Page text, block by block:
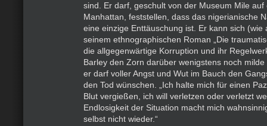
sind. Er darf, geschult von der Museum Mile auf
Manhattan, feststellen, dass das nigerianische
eine einzige Enttäuschung ist. Er kann sich (wie
seinem ethnographischen Roman „Die
die allgegenwärtige Korruption und ihr
Barley den Zorn darüber wenigstens noch
er darf voller Angst und Wut im Bauch den
den Tod wünschen. „Ich halte mich für einen
Blut vergießen, ich will verletzen oder verletzt
Endlosigkeit der Situation macht mich
selbst nicht wieder.“